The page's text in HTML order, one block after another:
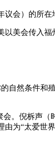
会）的所在
美会传入
自然条件
。倪柝声
为“太爱世界